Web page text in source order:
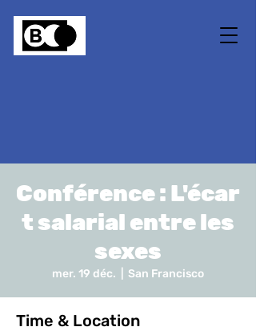
Conférence : L'écar
t salarial entre les
sexes
mer. 19 déc. San Francisco
Time & Location